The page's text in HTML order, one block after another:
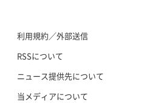
利用規約／外部送信
RSSについて
ニュース提供先について
当メディアについて